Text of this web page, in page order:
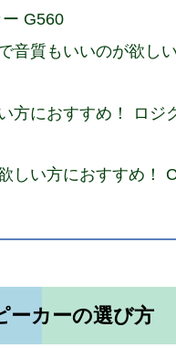
G560
音質もいいのが欲し
方におすすめ！ ロジ
しい方におすすめ！
ーカーの選び方